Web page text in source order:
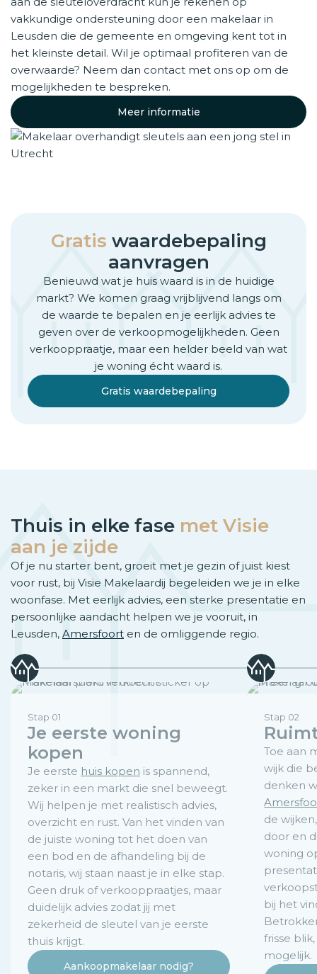
vakkundige ondersteuning door een makelaar in
Leusden die de gemeente en omgeving kent tot in
het kleinste detail. Wil je optimaal profiteren van de
overwaarde? Neem dan contact met ons op om de
mogelijkheden te bespreken.
Meer informatie
Gratis waardebepaling
aanvragen
Benieuwd wat je huis waard is in de huidige
markt? We komen graag vrijblijvend langs om
de waarde te bepalen en je eerlijk advies te
geven over de verkoopmogelijkheden. Geen
verkooppraatje, maar een helder beeld van wat
je woning écht waard is.
Gratis waardebepaling
Thuis in elke fase met Visie
aan je zijde
Of je nu starter bent, groeit met je gezin of juist kiest
voor rust, bij Visie Makelaardij begeleiden we je in elke
woonfase. Met eerlijk advies, een sterke presentatie en
persoonlijke aandacht helpen we je vooruit, in
Leusden, Amersfoort en de omliggende regio.
Stap 01
Je eerste woning
kopen
Je eerste huis kopen is spannend,
zeker in een markt die snel beweegt.
Wij helpen je met realistisch advies,
overzicht en rust. Van het vinden van
de juiste woning tot het doen van
een bod en de afhandeling bij de
notaris, wij staan naast je in elke stap.
Geen druk of verkooppraatjes, maar
duidelijk advies zodat jij met
zekerheid de sleutel van je eerste
thuis krijgt.
Aankoopmakelaar nodig?
Stap 02
Toe aan
wijk die
denken
de
door en
woning
bij het
frisse
mogelijk.